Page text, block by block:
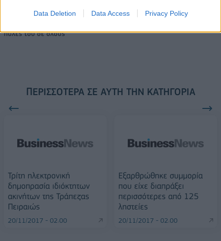
Data Deletion Data Access Privacy Policy
πύλες του σε όλους
ΠΕΡΙΣΣΌΤΕΡΑ ΣΕ ΑΥΤΉ ΤΗΝ ΚΑΤΗΓΟΡΊΑ
Τρίτη ηλεκτρονική
δημοπρασία ιδιόκτητων
ακινήτων της Τράπεζας
Πειραιώς
20/11/2017 - 02:00
Εξαρθρώθηκε συμμορία
που είχε διαπράξει
περισσότερες από 125
ληστείες
20/11/2017 - 02:00